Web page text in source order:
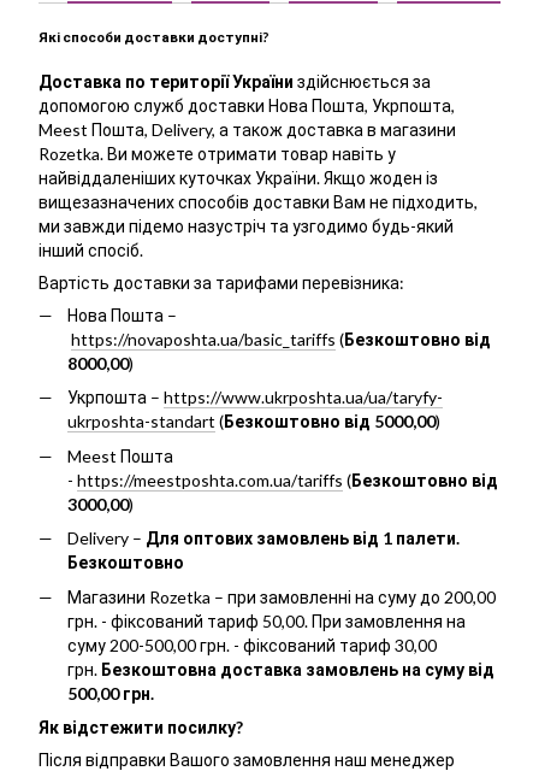
Які способи доставки доступні?
Доставка по території України здійснюється за
допомогою служб доставки Нова Пошта, Укрпошта,
Meest Пошта, Delivery, а також доставка в магазини
Rozetka. Ви можете отримати товар навіть у
найвіддаленіших куточках України. Якщо жоден із
вищезазначених способів доставки Вам не підходить,
ми завжди підемо назустріч та узгодимо будь-який
інший спосіб.
Вартість доставки за тарифами перевізника:
Нова Пошта –
https://novaposhta.ua/basic_tariffs (Безкоштовно від
8000,00)
Укрпошта – https://www.ukrposhta.ua/ua/taryfy-
ukrposhta-standart (Безкоштовно від 5000,00)
Meest Пошта
- https://meestposhta.com.ua/tariffs (Безкоштовно від
3000,00)
Delivery – Для оптових замовлень від 1 палети.
Безкоштовно
Магазини Rozetka – при замовленні на суму до 200,00
грн. - фіксований тариф 50,00. При замовлення на
суму 200-500,00 грн. - фіксований тариф 30,00
грн. Безкоштовна доставка замовлень на суму від
500,00 грн.
Як відстежити посилку?
Після відправки Вашого замовлення наш менеджер